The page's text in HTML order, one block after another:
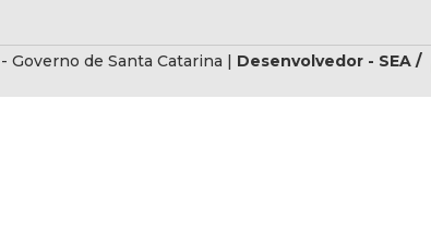
de Santa Catarina | Desenvolvedor - SEA /